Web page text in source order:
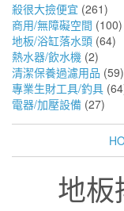
殺很大撿便宜 (261)
商用/無障礙空間 (100)
地板/浴缸落水頭 (64)
熱水器/飲水機 (2)
清潔保養過濾用品 (59)
專業生財工具/釣具
電器/加壓設備 (27)
地板